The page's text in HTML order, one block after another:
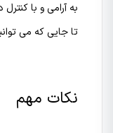
به آرامی و با
تا جایی که می
نکات مهم